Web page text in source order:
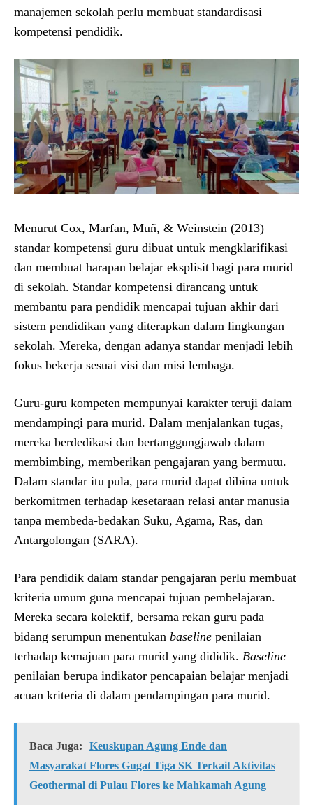
manajemen sekolah perlu membuat standardisasi
kompetensi pendidik.
Menurut Cox, Marfan, Muñ, & Weinstein (2013)
standar kompetensi guru dibuat untuk mengklarifikasi
dan membuat harapan belajar eksplisit bagi para murid
di sekolah. Standar kompetensi dirancang untuk
membantu para pendidik mencapai tujuan akhir dari
sistem pendidikan yang diterapkan dalam lingkungan
sekolah. Mereka, dengan adanya standar menjadi lebih
fokus bekerja sesuai visi dan misi lembaga.
Guru-guru kompeten mempunyai karakter teruji dalam
mendampingi para murid. Dalam menjalankan tugas,
mereka berdedikasi dan bertanggungjawab dalam
membimbing, memberikan pengajaran yang bermutu.
Dalam standar itu pula, para murid dapat dibina untuk
berkomitmen terhadap kesetaraan relasi antar manusia
tanpa membeda-bedakan Suku, Agama, Ras, dan
Antargolongan (SARA).
Para pendidik dalam standar pengajaran perlu membuat
kriteria umum guna mencapai tujuan pembelajaran.
Mereka secara kolektif, bersama rekan guru pada
bidang serumpun menentukan baseline penilaian
terhadap kemajuan para murid yang dididik. Baseline
penilaian berupa indikator pencapaian belajar menjadi
acuan kriteria di dalam pendampingan para murid.
Baca Juga:
Keuskupan Agung Ende dan
Masyarakat Flores Gugat Tiga SK Terkait Aktivitas
Geothermal di Pulau Flores ke Mahkamah Agung